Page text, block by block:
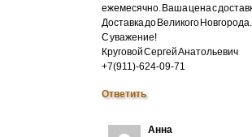
ежемесячно. Ваша цена с
Доставка до Великого Новгорода.
С уважение!
Круговой Сергей Анатольевич
+7(911)-624-09-71
Ответить
Анна